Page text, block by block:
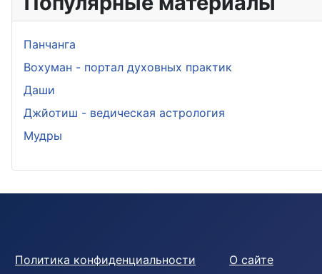
Панчанга
Вохуман - портал духовных практик
Даши
Джйотиш - ведическая астрология
Мудры
Политика конфиденциальности О сайте